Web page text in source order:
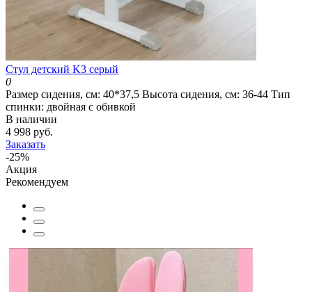
Cтул детский K3 серый
0
Размер сидения, см: 40*37,5 Высота сидения, см: 36-44 Тип
спинки: двойная с обивкой
В наличии
4 998 руб.
Заказать
-25%
Акция
Рекомендуем